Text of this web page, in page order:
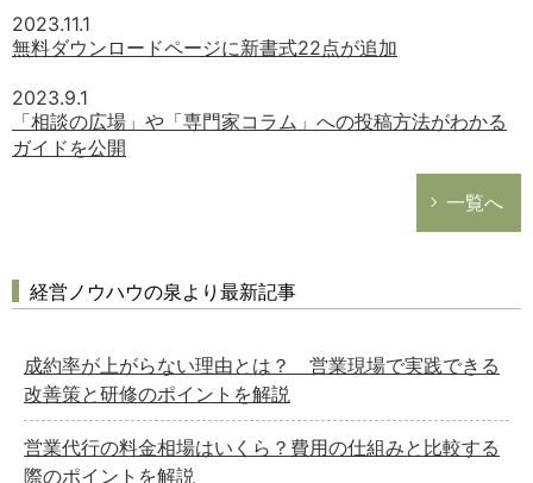
2023.11.1
無料ダウンロードページに新書式22点が追加
2023.9.1
「相談の広場」や「専門家コラム」への投稿方法がわかる
ガイドを公開
一覧へ
経営ノウハウの泉より最新記事
成約率が上がらない理由とは？ 営業現場で実践できる
改善策と研修のポイントを解説
営業代行の料金相場はいくら？費用の仕組みと比較する
際のポイントを解説